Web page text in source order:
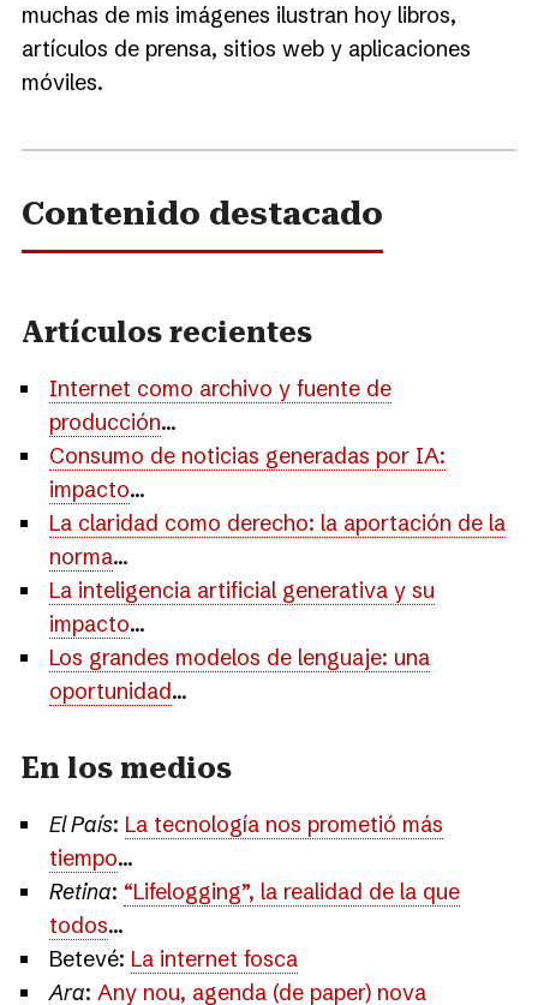
muchas de mis imágenes ilustran hoy libros,
artículos de prensa, sitios web y aplicaciones
móviles.
Contenido destacado
Artículos recientes
Internet como archivo y fuente de
producción...
Consumo de noticias generadas por IA:
impacto...
La claridad como derecho: la aportación de la
norma...
La inteligencia artificial generativa y su
impacto...
Los grandes modelos de lenguaje: una
oportunidad...
En los medios
El País: La tecnología nos prometió más
tiempo...
Retina: “Lifelogging”, la realidad de la que
todos...
Betevé: La internet fosca
Ara: Any nou, agenda (de paper) nova